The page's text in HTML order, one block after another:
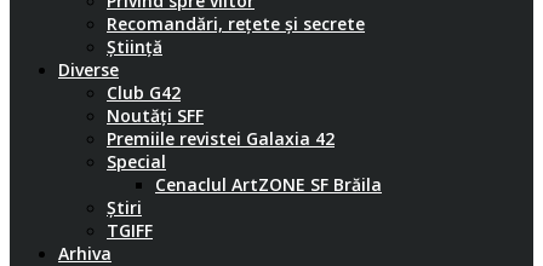
Recomandări, rețete și secrete
Știință
Diverse
Club G42
Noutăți SFF
Premiile revistei Galaxia 42
Special
Cenaclul ArtZONE SF Brăila
Știri
TGIFF
Arhiva